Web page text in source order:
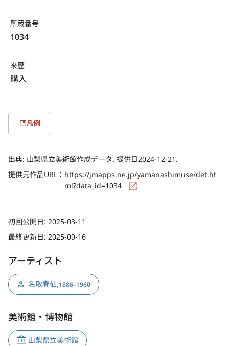
所蔵番号
1034
来歴
購入
凡例
出典: 山梨県立美術館作成データ. 提供日2024-12-21.
提供元作品URL： https://jmapps.ne.jp/yamanashimuse/det.ht
ml?data_id=1034
初回公開日: 2025-03-11
最終更新日: 2025-09-16
アーティスト
名取春仙,1886–1960
美術館・博物館
山梨県立美術館